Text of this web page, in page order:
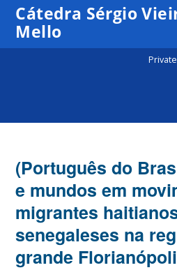
Cátedra Sérgio
Mello
(Português do
e mundos em
migrantes
senegaleses na
grande